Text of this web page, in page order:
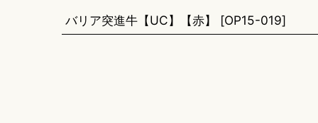
バリア突進牛【UC】【赤】 [OP15-019]